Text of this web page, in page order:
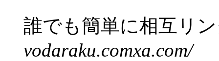
誰でも簡単に相互リ
vodaraku.comxa.com/